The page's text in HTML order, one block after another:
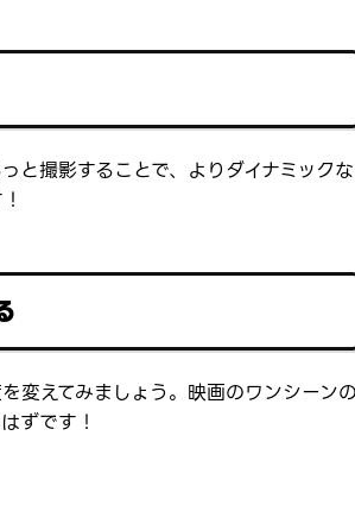
と撮影することで、よりダイナミックな
変えてみましょう。映画のワンシーン
ずです！